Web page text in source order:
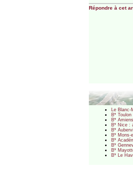
Répondre à cet
Le Blanc-
B*
B*
B* Nice :
B*
B* Mons-
B*
B*
B*
B* Le